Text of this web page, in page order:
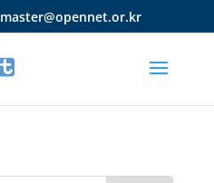
master@opennet.or.kr